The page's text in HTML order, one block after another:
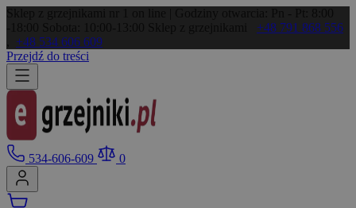
+48 791 868 556
+48 534 606 609
Przejdź do treści
534-606-609 0